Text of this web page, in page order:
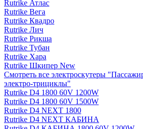
Rutrike Атлас
Rutrike Вега
Rutrike Квадро
Rutrike Лич
Rutrike Рикша
Rutrike Тубан
Rutrike Хара
Rutrike Шкипер New
Смотреть все электро­скутеры
электро‑трициклы"
Rutrike D4 1800 60V 1200W
Rutrike D4 1800 60V 1500W
Rutrike D4 NEXT 1800
Rutrike D4 NEXT КАБИНА